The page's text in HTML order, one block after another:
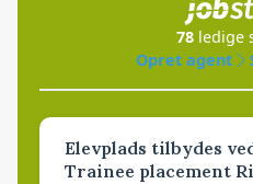
78 ledige
Opret agent
Elevplads tilbydes
Trainee placement